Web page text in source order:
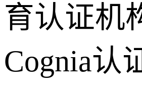
育认证机
Cognia认